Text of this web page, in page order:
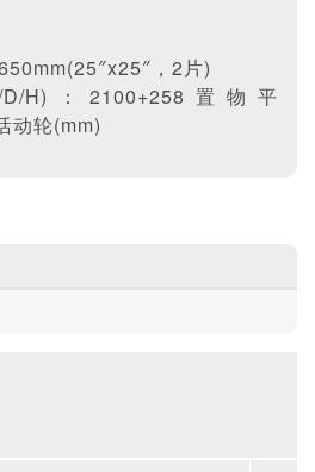
，2片)
H)：2100+258置物平
动轮(mm)